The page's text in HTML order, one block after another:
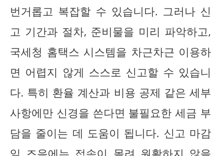
번거롭고 복잡할 수 있습니다. 그러나 신
고 기간과 절차, 준비물을 미리 파악하고,
국세청 홈택스 시스템을 차근차근 이용하
면 어렵지 않게 스스로 신고할 수 있습니
다. 특히 환율 계산과 비용 공제 같은 세부
사항에만 신경을 쓴다면 불필요한 세금 부
담을 줄이는 데 도움이 됩니다. 신고 마감